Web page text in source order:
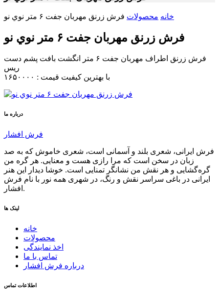
خانه محصولات فرش زرنق مهربان جفت ۶ متر نوي نو
فرش زرنق مهربان جفت ۶ متر نوي نو
فرش زرنق اطراف مهربان جفت ۶ متر انگشت بافت پشم دست
ريس
با بهترين كيفيت قيمت : ۱۶۵۰۰۰۰
درباره ما
فرش افشار
فرش ایرانی، شعری بلند و آسمانی است، شعری خاموش كه به صد
زبان در سخن است كه مرا رازی هست و معنایی. هر گره من
گره‌گشایی و هر نقش من نشانگر تمنایی است. خوشا دیدار این هنر
ایرانی در باغی سراسر نقش و رنگ، در شهری همه نور با نام فرش
افشار.
لینک ها
خانه
محصولات
اخذ نمایندگی
تماس با ما
درباره فرش افشار
اطلاعات تماس